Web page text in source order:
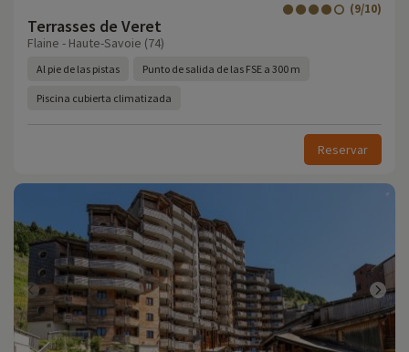
Terrasses de Veret
(9/10)
Flaine - Haute-Savoie (74)
Al pie de las pistas Punto de salida de las FSE a 300 m
Piscina cubierta climatizada
Reservar